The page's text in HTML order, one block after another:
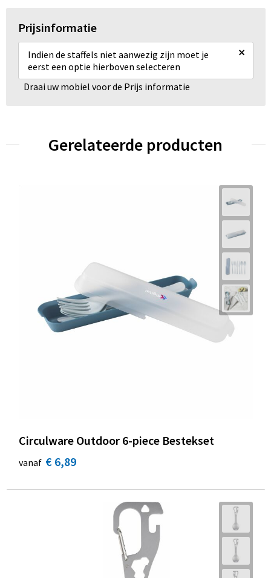
Prijsinformatie
Indien de staffels niet aanwezig zijn moet je
eerst een optie hierboven selecteren
×
Draai uw mobiel voor de Prijs informatie
Gerelateerde producten
Circulware Outdoor 6-piece Bestekset
vanaf € 6,89